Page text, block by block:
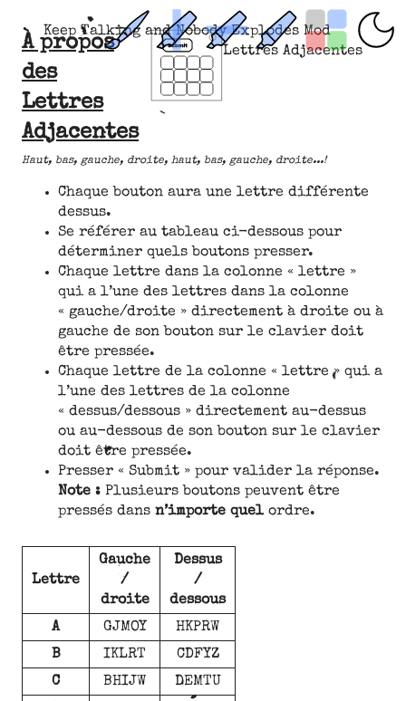
Keep Talking and Nobody Explodes Mod
Lettres Adjacentes
À propos
des
Lettres
Adjacentes
Haut, bas, gauche, droite, haut, bas, gauche, droite...!
Chaque bouton aura une lettre différente
dessus.
Se référer au tableau ci-dessous pour
déterminer quels boutons presser.
Chaque lettre dans la colonne « lettre »
qui a l’une des lettres dans la colonne
« gauche/droite » directement à droite ou à
gauche de son bouton sur le clavier doit
être pressée.
Chaque lettre de la colonne « lettre » qui a
l’une des lettres de la colonne
« dessus/dessous » directement au-dessus
ou au-dessous de son bouton sur le clavier
doit être pressée.
Presser « Submit » pour valider la réponse.
Note : Plusieurs boutons peuvent être
pressés dans n’importe quelordre.
Lettre
Gauche
/
droite
Dessus
/
dessous
A
GJMOY
HKPRW
B
IKLRT
CDFYZ
C
BHIJW
DEMTU